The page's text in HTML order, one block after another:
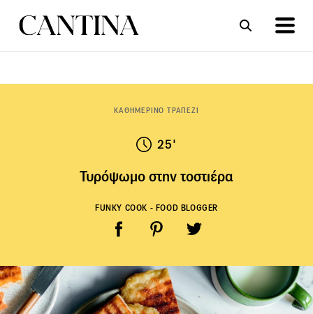
ΚΑΘΗΜΕΡΙΝΟ ΤΡΑΠΕΖΙ
25'
Τυρόψωμο στην τοστιέρα
FUNKY COOK - FOOD BLOGGER